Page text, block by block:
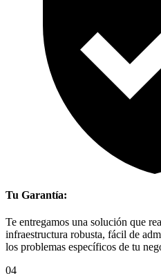
Tu Garantía:
Te entregamos una solución que
infraestructura robusta, fácil de
los problemas específicos de tu
04